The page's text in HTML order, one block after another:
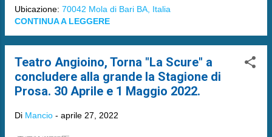
Ubicazione: 70042 Mola di Bari BA, Italia
CONTINUA A LEGGERE
Teatro Angioino, Torna "La Scure" a
concludere alla grande la Stagione di
Prosa. 30 Aprile e 1 Maggio 2022.
Di Mancio - aprile 27, 2022